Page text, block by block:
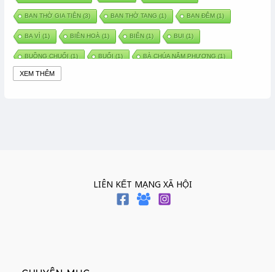
BAN THỜ GIA TIÊN (3) BAN THỜ TANG (1) BAN ĐÊM(1)
BA VÌ (1) BIÊN HOÀ (1) BIỂN (1) BUI (1)
BUỒNG CHUỐI (1) BUỔI (1) BÀ CHÚA NĂM PHƯƠNG (1)
BÀ CHÚA THÀNH ĐÔNG
BÁNH CHƯNG BÁNH DẦY
BÁNH TRÁNG (1) BÁNH TRÔI BÁNH CHAY
XEM THÊM
LIÊN KẾT MẠNG XÃ HỘI